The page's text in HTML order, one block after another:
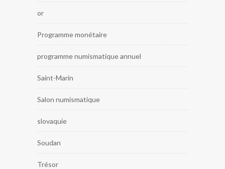
or
Programme monétaire
programme numismatique annuel
Saint-Marin
Salon numismatique
slovaquie
Soudan
Trésor